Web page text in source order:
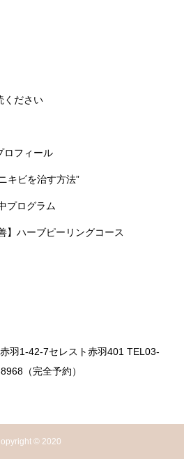
ください
ロフィール
キビを治す方法”
プログラム
】ハーブピーリングコース
羽1-42-7セレスト赤羽401 TEL03-
（完全予約）
© 2020